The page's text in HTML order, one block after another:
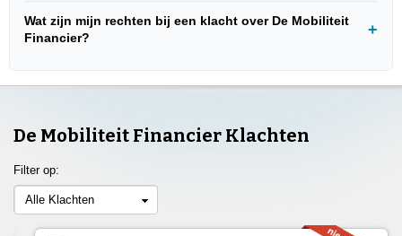
Wat zijn mijn rechten bij een klacht over De Mobiliteit
Financier?
De Mobiliteit Financier Klachten
Filter op:
Alle Klachten